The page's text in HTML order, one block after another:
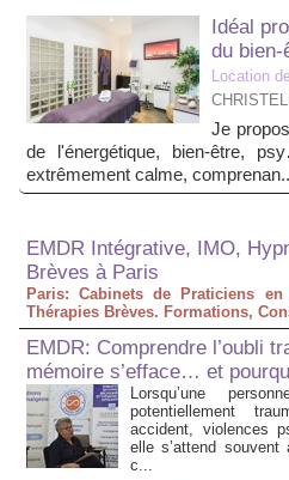
Idéal
du bien-
Location
Je
de l'énergétique, bien-être,
extrêmement calme,
EMDR Intégrative, IMO,
Brèves à Paris
Paris: Cabinets de Praticiens en
Thérapies Brèves. Formations,
EMDR: Comprendre l’oubli
mémoire s’efface… et
Lorsqu’une
potentiellement
accident, violences
elle s’attend
c...